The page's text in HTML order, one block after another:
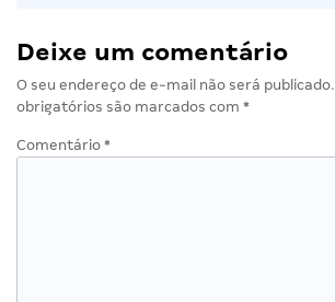
Deixe um comentário
O seu endereço de e-mail não será publicado.
obrigatórios são marcados com *
Comentário *